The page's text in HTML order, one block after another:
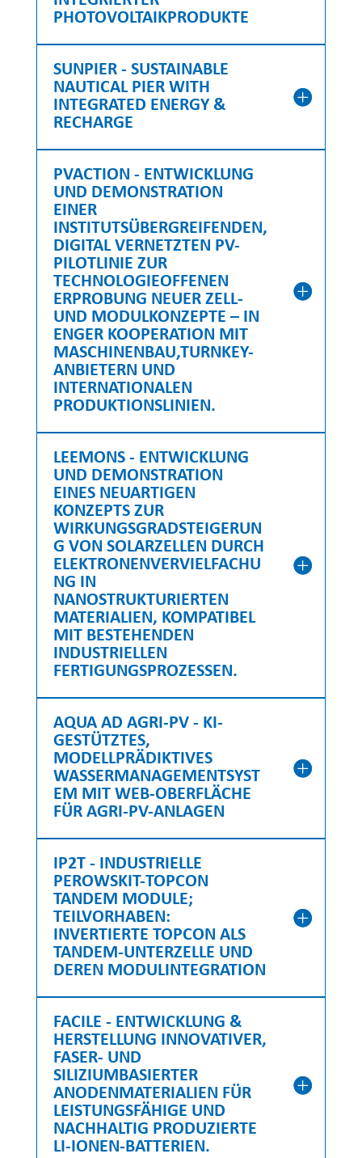
PHOTOVOLTAIKPRODUKTE
SUNPIER - SUSTAINABLE
NAUTICAL PIER WITH
INTEGRATED ENERGY &
RECHARGE
PVACTION - ENTWICKLUNG
UND DEMONSTRATION
EINER
INSTITUTSÜBERGREIFENDEN,
DIGITAL VERNETZTEN PV-
PILOTLINIE ZUR
TECHNOLOGIEOFFENEN
ERPROBUNG NEUER ZELL-
UND MODULKONZEPTE – IN
ENGER KOOPERATION MIT
MASCHINENBAU,TURNKEY-
ANBIETERN UND
INTERNATIONALEN
PRODUKTIONSLINIEN.
LEEMONS - ENTWICKLUNG
UND DEMONSTRATION
EINES NEUARTIGEN
KONZEPTS ZUR
WIRKUNGSGRADSTEIGERUN
G VON SOLARZELLEN DURCH
ELEKTRONENVERVIELFACHU
NG IN
NANOSTRUKTURIERTEN
MATERIALIEN, KOMPATIBEL
MIT BESTEHENDEN
INDUSTRIELLEN
FERTIGUNGSPROZESSEN.
AQUA AD AGRI-PV - KI-
GESTÜTZTES,
MODELLPRÄDIKTIVES
WASSERMANAGEMENTSYST
EM MIT WEB-OBERFLÄCHE
FÜR AGRI-PV-ANLAGEN
IP2T - INDUSTRIELLE
PEROWSKIT-TOPCON
TANDEM MODULE;
TEILVORHABEN:
INVERTIERTE TOPCON ALS
TANDEM-UNTERZELLE UND
DEREN MODULINTEGRATION
FACILE - ENTWICKLUNG &
HERSTELLUNG INNOVATIVER,
FASER- UND
SILIZIUMBASIERTER
ANODENMATERIALIEN FÜR
LEISTUNGSFÄHIGE UND
NACHHALTIG PRODUZIERTE
LI-IONEN-BATTERIEN.